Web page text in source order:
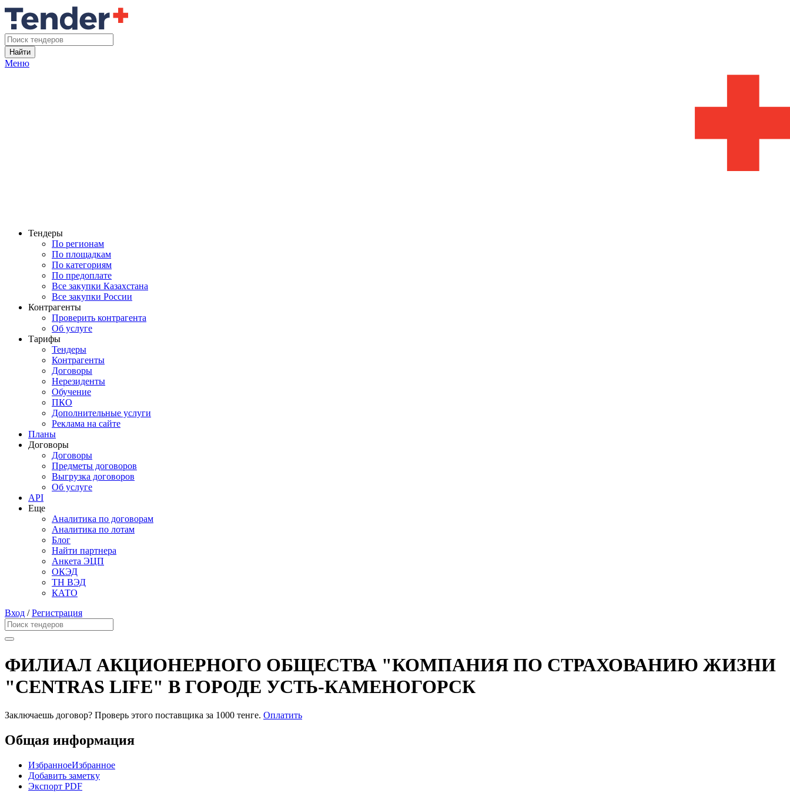
Найти
Меню
Тендеры
По регионам
По площадкам
По категориям
По предоплате
Все закупки Казахстана
Все закупки России
Контрагенты
Проверить контрагента
Об услуге
Тарифы
Тендеры
Контрагенты
Договоры
Нерезиденты
Обучение
ПКО
Дополнительные услуги
Реклама на сайте
Планы
Договоры
Договоры
Предметы договоров
Выгрузка договоров
Об услуге
API
Еще
Аналитика по договорам
Аналитика по лотам
Блог
Найти партнера
Анкета ЭЦП
ОКЭД
ТН ВЭД
КАТО
Вход /Регистрация
ФИЛИАЛ АКЦИОНЕРНОГО ОБЩЕСТВА "КОМПАНИЯ ПО СТРАХОВАНИЮ ЖИЗНИ
"CENTRAS LIFE" В ГОРОДЕ УСТЬ-КАМЕНОГОРСК
Заключаешь договор? Проверь этого поставщика за 1000 тенге. Оплатить
Общая информация
ИзбранноеИзбранное
Добавить заметку
Экспорт PDF